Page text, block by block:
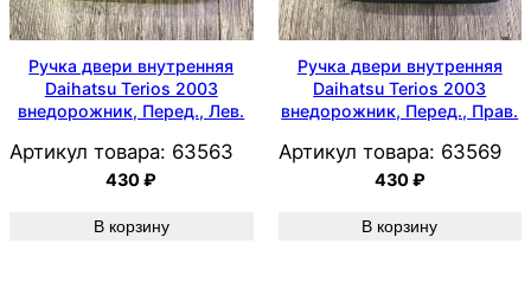
Ручка двери внутренняя
Daihatsu Terios 2003
внедорожник, Перед., Лев.
Артикул товара: 63563
430₽
В корзину
Ручка двери внутренняя
Daihatsu Terios 2003
внедорожник, Перед., Прав.
Артикул товара: 63569
430₽
В корзину